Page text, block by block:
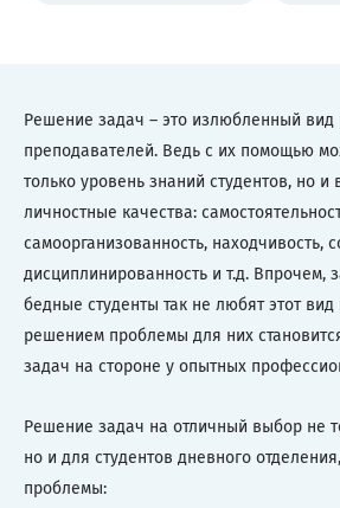
Решение задач – это излюбленный вид
преподавателей. Ведь с их помощью
только уровень знаний студентов, но и
личностные качества:
самоорганизованность, находчивость,
дисциплинированность и т.д. Впрочем,
бедные студенты так не любят этот
решением проблемы для них
задач на стороне у опытных
Решение задач на отличный выбор не
но и для студентов дневного
проблемы: